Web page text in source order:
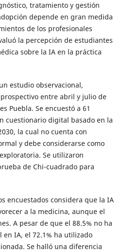
tratamiento y gestión
depende en gran medida
de los profesionales
la percepción de estudiantes
sobre la IA en la práctica
estudio observacional,
entre abril y julio de
Puebla. Se encuestó a 61
cuestionario digital basado en la
la cual no cuenta con
y debe considerarse como
Se utilizaron
de Chi-cuadrado para
encuestados considera que la IA
a la medicina, aunque el
A pesar de que el 88.5% no ha
IA, el 72.1% ha utilizado
Se halló una diferencia